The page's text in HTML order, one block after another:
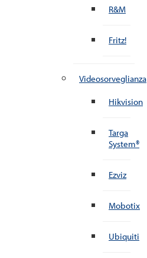
R&M
Fritz!
Videosorveglianza
Hikvision
Targa
System®
Ezviz
Mobotix
Ubiquiti